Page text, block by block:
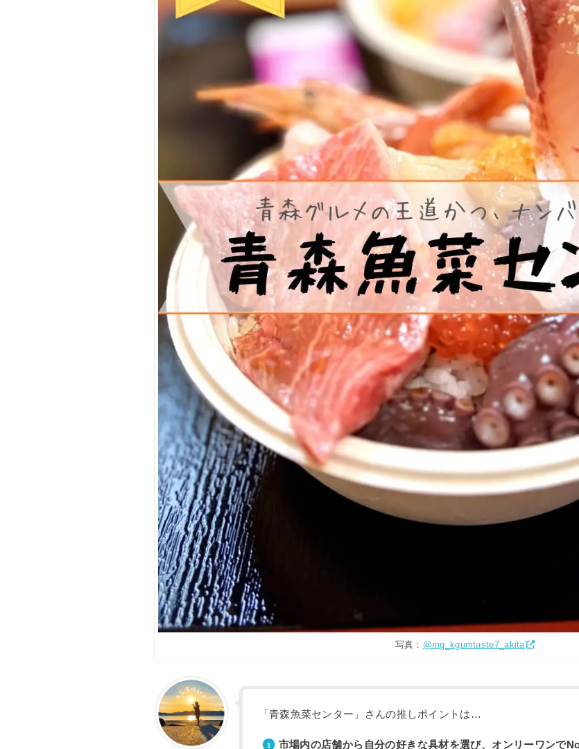
写真： @mg_kgumtaste7_akita
「青森魚菜センター」さんの推しポイントは…
市場内の店舗から自分の好きな具材を選び、オンリーワンで